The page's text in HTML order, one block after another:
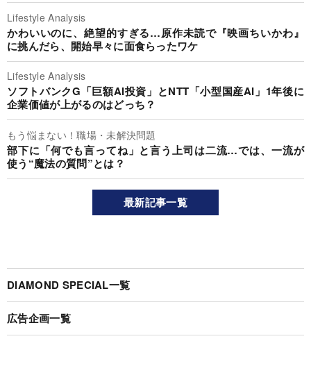
Lifestyle Analysis
かわいいのに、絶望的すぎる…原作未読で『映画ちいかわ』
に挑んだら、開始早々に面食らったワケ
Lifestyle Analysis
ソフトバンクG「巨額AI投資」とNTT「小型国産AI」1年後に
企業価値が上がるのはどっち？
もう悩まない！職場・未解決問題
部下に「何でも言ってね」と言う上司は二流…では、一流が
使う“魔法の質問”とは？
最新記事一覧
DIAMOND SPECIAL一覧
広告企画一覧